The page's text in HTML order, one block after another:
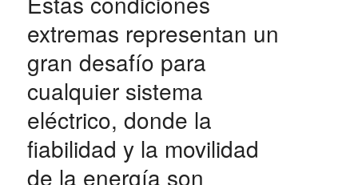
extremas representan un
gran desafío para
cualquier sistema
eléctrico, donde la
fiabilidad y la movilidad
de la energía son